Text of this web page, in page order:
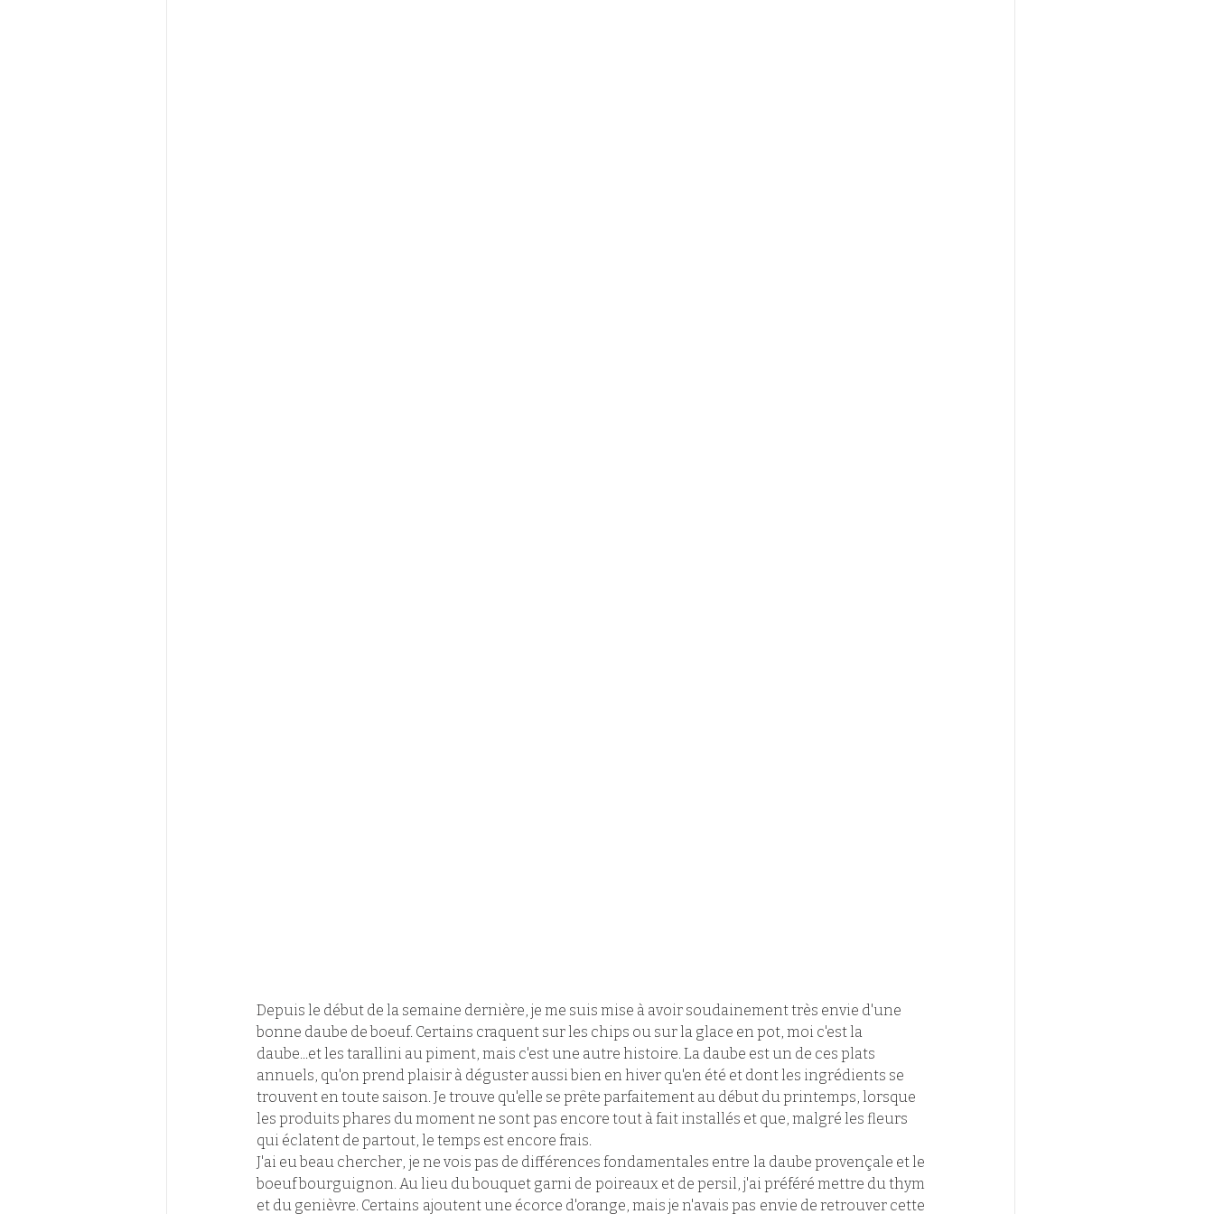
Depuis le début de la semaine dernière, je me suis mise à avoir soudainement très envie d'une
bonne daube de boeuf. Certains craquent sur les chips ou sur la glace en pot, moi c'est la
daube...et les tarallini au piment, mais c'est une autre histoire. La daube est un de ces plats
annuels, qu'on prend plaisir à déguster aussi bien en hiver qu'en été et dont les ingrédients se
trouvent en toute saison. Je trouve qu'elle se prête parfaitement au début du printemps, lorsque
les produits phares du moment ne sont pas encore tout à fait installés et que, malgré les fleurs
qui éclatent de partout, le temps est encore frais.
J'ai eu beau chercher, je ne vois pas de différences fondamentales entre la daube provençale et le
boeuf bourguignon. Au lieu du bouquet garni de poireaux et de persil, j'ai préféré mettre du thym
et du genièvre. Certains ajoutent une écorce d'orange, mais je n'avais pas envie de retrouver cette